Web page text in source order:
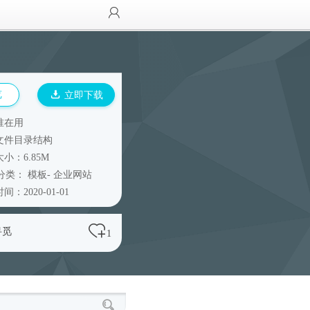
立即下载
在用
件目录结构
小：6.85M
类： 模板- 企业网站
间：2020-01-01
觅 1